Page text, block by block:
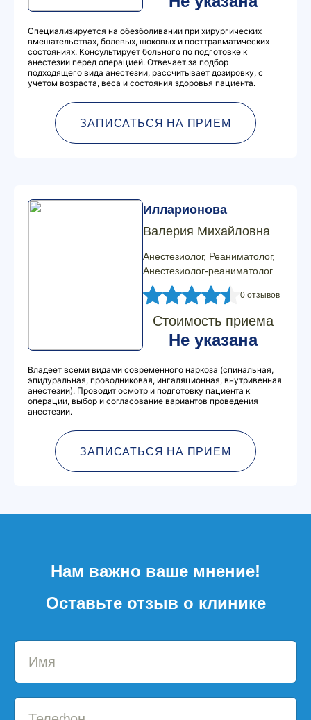
Специализируется на обезболивании при хирургических
вмешательствах, болевых, шоковых и посттравматических
состояниях. Консультирует больного по подготовке к
анестезии перед операцией. Отвечает за подбор
подходящего вида анестезии, рассчитывает дозировку, с
учетом возраста, веса и состояния здоровья пациента.
ЗАПИСАТЬСЯ НА ПРИЕМ
Илларионова
Валерия Михайловна
Анестезиолог, Реаниматолог,
Анестезиолог-реаниматолог
0 отзывов
Стоимость приема
Не указана
Владеет всеми видами современного наркоза (спинальная,
эпидуральная, проводниковая, ингаляционная, внутривенная
анестезии). Проводит осмотр и подготовку пациента к
операции, выбор и согласование вариантов проведения
анестезии.
ЗАПИСАТЬСЯ НА ПРИЕМ
Нам важно ваше мнение!
Оставьте отзыв о клинике